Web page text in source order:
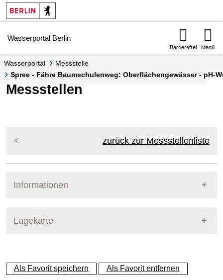
Springe zur Navigation
Springe zum Inhalt
Wasserportal Berlin
Barrierefrei Menü
Wasserportal
Messstelle
Spree - Fähre Baumschulenweg: Oberflächengewässer - pH-
Messstellen
zurück zur Messstellenliste
Informationen
Lagekarte
+
Als Favorit speichern Als Favorit entfernen